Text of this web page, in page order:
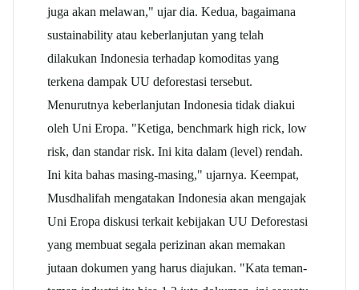
juga akan melawan," ujar dia. Kedua, bagaimana
sustainability atau keberlanjutan yang telah
dilakukan Indonesia terhadap komoditas yang
terkena dampak UU deforestasi tersebut.
Menurutnya keberlanjutan Indonesia tidak diakui
oleh Uni Eropa. "Ketiga, benchmark high rick, low
risk, dan standar risk. Ini kita dalam (level) rendah.
Ini kita bahas masing-masing," ujarnya. Keempat,
Musdhalifah mengatakan Indonesia akan mengajak
Uni Eropa diskusi terkait kebijakan UU Deforestasi
yang membuat segala perizinan akan memakan
jutaan dokumen yang harus diajukan. "Kata teman-